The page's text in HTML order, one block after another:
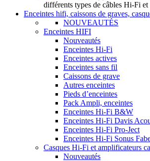
différents types de câbles Hi-Fi
Enceintes hifi, caissons de graves,
NOUVEAUTÉS
Enceintes HIFI
Nouveautés
Enceintes Hi-Fi
Enceintes actives
Enceintes sans fil
Caissons de grave
Autres enceintes
Pieds d’enceintes
Pack Ampli, enceintes
Enceintes Hi-Fi B&W
Enceintes Hi-Fi Davis
Enceintes Hi-Fi Pro-Ject
Enceintes Hi-Fi Sonus
Casques Hi-Fi et amplificateurs
Nouveautés